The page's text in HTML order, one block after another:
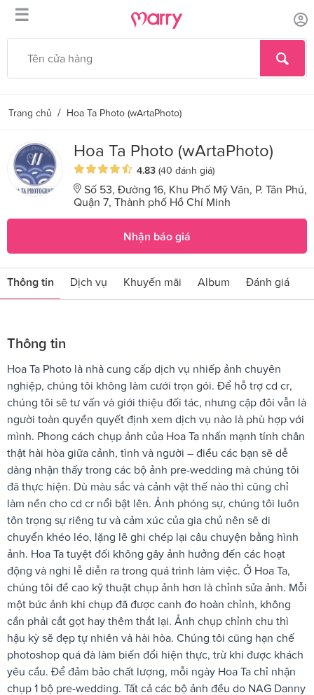
☰
Trang chủ / Hoa Ta Photo (wArtaPhoto)
Hoa Ta Photo (wArtaPhoto)
4.83 (40 đánh giá)
Số 53, Đường 16, Khu Phố Mỹ Văn, P. Tân Phú,
Quận 7, Thành phố Hồ Chí Minh
Nhận báo giá
Thông tin Dịch vụ Khuyến mãi Album Đánh giá
Thông tin
Hoa Ta Photo là nhà cung cấp dịch vụ nhiếp ảnh chuyên
nghiệp, chúng tôi không làm cưới trọn gói. Để hỗ trợ cd cr,
chúng tôi sẽ tư vấn và giới thiệu đối tác, nhưng cặp đôi vẫn là
người toàn quyền quyết định xem dịch vụ nào là phù hợp với
mình. Phong cách chụp ảnh của Hoa Ta nhấn mạnh tính chân
thật hài hòa giữa cảnh, tình và người – điều các bạn sẽ dễ
dàng nhận thấy trong các bộ ảnh pre-wedding mà chúng tôi
đã thực hiện. Dù màu sắc và cảnh vật thế nào thì cũng chỉ
làm nền cho cd cr nổi bật lên. Ảnh phóng sự, chúng tôi luôn
tôn trọng sự riêng tư và cảm xúc của gia chủ nên sẽ di
chuyển khéo léo, lặng lẽ ghi chép lại câu chuyện bằng hình
ảnh. Hoa Ta tuyệt đối không gây ảnh hưởng đến các hoạt
động và nghi lễ diễn ra trong quá trình làm việc. Ở Hoa Ta,
chúng tôi đề cao kỹ thuật chụp ảnh hơn là chỉnh sửa ảnh. Mỗi
một bức ảnh khi chụp đã được canh đo hoàn chỉnh, không
cần phải cắt gọt hay thêm thắt lại. Ảnh chụp chỉnh chu thì
hậu kỳ sẽ đẹp tự nhiên và hài hòa. Chúng tôi cũng hạn chế
photoshop quá đà làm biến đổi hiện thực, trừ khi được khách
yêu cầu. Để đảm bảo chất lượng, mỗi ngày Hoa Ta chỉ nhận
chụp 1 bộ pre-wedding. Tất cả các bộ ảnh đều do NAG Danny